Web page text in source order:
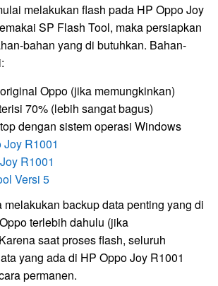
melakukan flash pada HP Oppo Joy
SP Flash Tool, maka persiapkan
bahan yang di butuhkan. Bahan-
Oppo (jika memungkinkan)
70% (lebih sangat bagus)
dengan sistem operasi Windows
R1001
R1001
Versi 5
melakukan backup data penting yang di
terlebih dahulu (jika
saat proses flash, seluruh
yang ada di HP Oppo Joy R1001
permanen.